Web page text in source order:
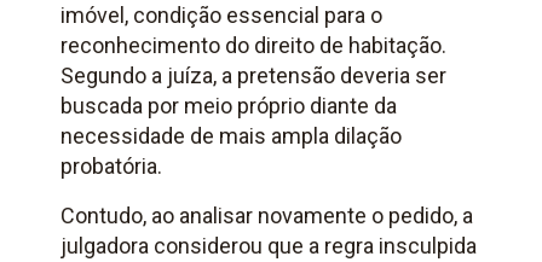
imóvel, condição essencial para o
reconhecimento do direito de habitação.
Segundo a juíza, a pretensão deveria ser
buscada por meio próprio diante da
necessidade de mais ampla dilação
probatória.
Contudo, ao analisar novamente o pedido, a
julgadora considerou que a regra insculpida